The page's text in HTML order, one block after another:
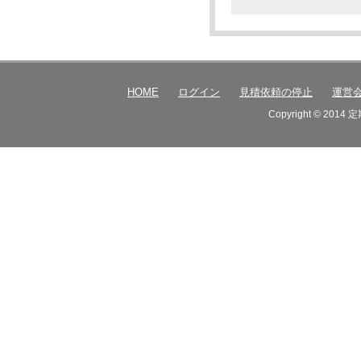
HOME ログイン 見積依頼の停止 運営
Copyright © 2014 定